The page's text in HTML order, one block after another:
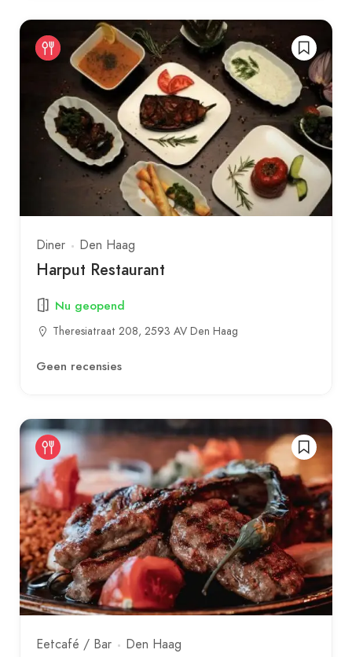
Diner Den Haag
Harput Restaurant
Nu geopend
Theresiatraat 208, 2593 AV Den Haag
Geen recensies
Eetcafé / Bar Den Haag